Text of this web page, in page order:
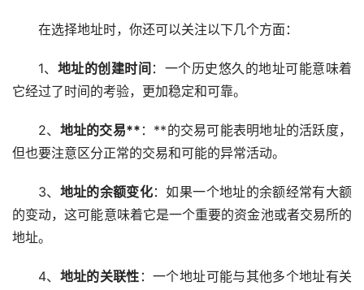
在选择地址时，你还可以关注以下几个方面：
1、 地址的创建时间 ：一个历史悠久的地址可能意味着
它经过了时间的考验，更加稳定和可靠。
2、 地址的交易** ：**的交易可能表明地址的活跃度，
但也要注意区分正常的交易和可能的异常活动。
3、 地址的余额变化：如果一个地址的余额经常有大额
的变动，这可能意味着它是一个重要的资金池或者交易所的
地址。
4、 地址的关联性 ：一个地址可能与其他多个地址有关